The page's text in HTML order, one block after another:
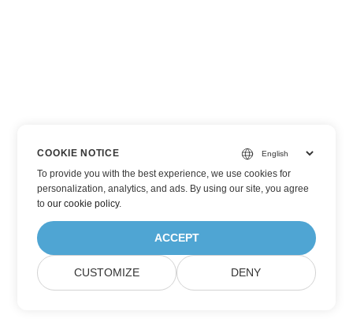
COOKIE NOTICE
To provide you with the best experience, we use cookies for
personalization, analytics, and ads. By using our site, you agree
toour cookie policy.
ACCEPT
CUSTOMIZE DENY